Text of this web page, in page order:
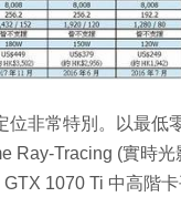
非常特別。以最低
Ray-Tracing (實時
1070 Ti 中高階